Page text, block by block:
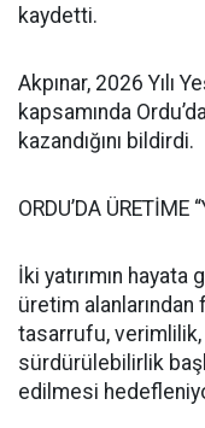
kaydetti.
Akpınar, 2026 Yılı
kapsamında
kazandığını bildirdi.
ORDU’DA ÜRETİME
İki yatırımın
üretim alanlarından
tasarrufu,
sürdürülebilirlik
edilmesi